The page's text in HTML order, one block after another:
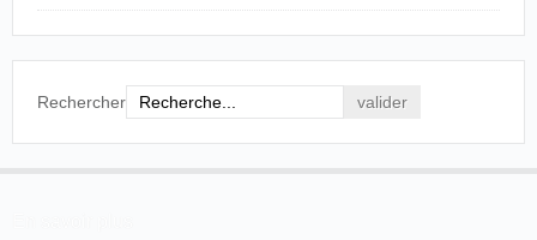
Rechercher